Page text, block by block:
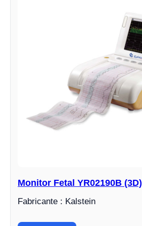
Monitor Fetal YR02190B (3D)
Fabricante : Kalstein